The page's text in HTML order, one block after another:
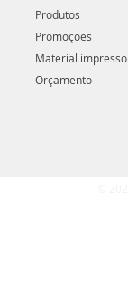
Produtos
Promoções
Material impresso
Orçamento